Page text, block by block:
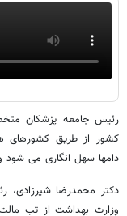
رئیس جامعه پزشکان
کشور از طریق کشورهای
دامها سهل انگاری می
دکتر محمدرضا شیرزادی،
وزارت بهداشت از تب